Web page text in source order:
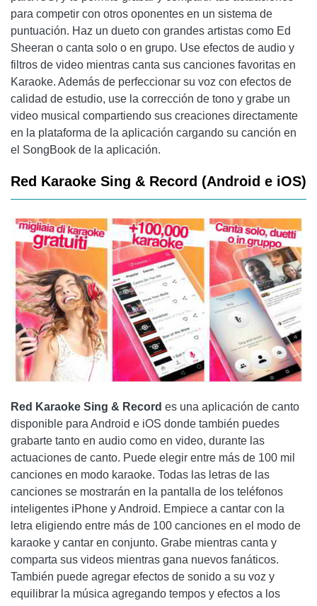
para competir con otros oponentes en un sistema de
puntuación. Haz un dueto con grandes artistas como Ed
Sheeran o canta solo o en grupo. Use efectos de audio y
filtros de video mientras canta sus canciones favoritas en
Karaoke. Además de perfeccionar su voz con efectos de
calidad de estudio, use la corrección de tono y grabe un
video musical compartiendo sus creaciones directamente
en la plataforma de la aplicación cargando su canción en
el SongBook de la aplicación.
Red Karaoke Sing & Record (Android e iOS)
Red Karaoke Sing & Record es una aplicación de canto
disponible para Android e iOS donde también puedes
grabarte tanto en audio como en video, durante las
actuaciones de canto. Puede elegir entre más de 100 mil
canciones en modo karaoke. Todas las letras de las
canciones se mostrarán en la pantalla de los teléfonos
inteligentes iPhone y Android. Empiece a cantar con la
letra eligiendo entre más de 100 canciones en el modo de
karaoke y cantar en conjunto. Grabe mientras canta y
comparta sus videos mientras gana nuevos fanáticos.
También puede agregar efectos de sonido a su voz y
equilibrar la música agregando tempos y efectos a los